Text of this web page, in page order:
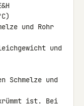
und Rohr
und
Schmelze und
ist. Bei